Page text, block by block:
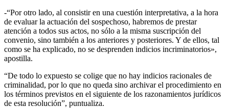
-“Por otro lado, al consistir en una cuestión interpretativa, a la hora
de evaluar la actuación del sospechoso, habremos de prestar
atención a todos sus actos, no sólo a la misma suscripción del
convenio, sino también a los anteriores y posteriores. Y de ellos, tal
como se ha explicado, no se desprenden indicios incriminatorios»,
apostilla.
“De todo lo expuesto se colige que no hay indicios racionales de
criminalidad, por lo que no queda sino archivar el procedimiento en
los términos previstos en el siguiente de los razonamientos jurídicos
de esta resolución”, puntualiza.